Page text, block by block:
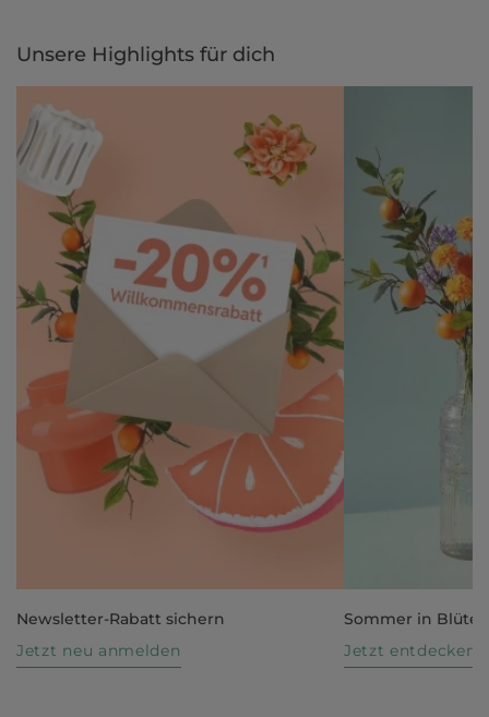
Unsere Highlights für dich
Newsletter-Rabatt sichern
Jetzt neu anmelden
Sommer in Blüte
Jetzt entdecken